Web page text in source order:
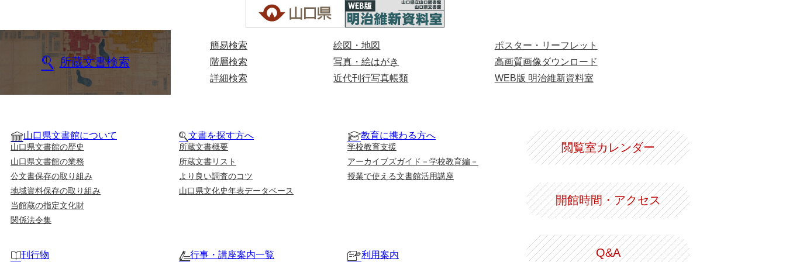
所蔵文書検索
簡易検索
階層検索
詳細検索
絵図・地図
写真・絵はがき
近代刊行写真帳類
ポスター・リーフレット
高画質画像ダウンロード
WEB版 明治維新資料室
山口県文書館について
山口県文書館の歴史
山口県文書館の業務
公文書保存の取り組み
地域資料保存の取り組み
当館蔵の指定文化財
関係法令集
文書を探す方へ
所蔵文書概要
所蔵文書リスト
より良い調査のコツ
山口県文化史年表データベース
教育に携わる方へ
学校教育支援
アーカイブズガイド－学校教育編－
授業で使える文書館活用講座
刊行物 行事・講座案内一覧 利用案内
閲覧室カレンダー
開館時間・アクセス
Q&A